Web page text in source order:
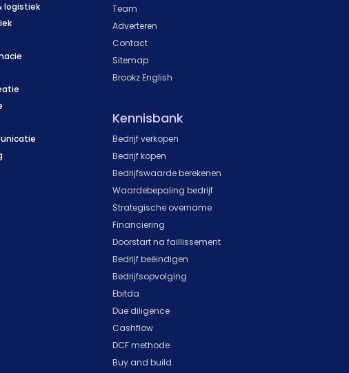
logistiek
Team
Adverteren
Contact
Sitemap
Brookz English
Kennisbank
Bedrijf verkopen
Bedrijf kopen
Bedrijfswaarde berekenen
Waardebepaling bedrijf
Strategische overname
Financiering
Doorstart na faillissement
Bedrijf beëindigen
Bedrijfsopvolging
Ebitda
Due diligence
Cashflow
DCF methode
Buy and build